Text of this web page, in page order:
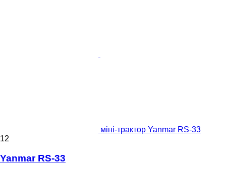
міні-трактор Yanmar RS-33
12
Yanmar RS-33